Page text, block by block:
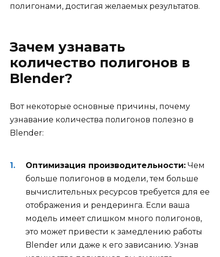
полигонами, достигая желаемых результатов.
Зачем узнавать
количество полигонов в
Blender?
Вот некоторые основные причины, почему
узнавание количества полигонов полезно в
Blender:
Оптимизация производительности: Чем
больше полигонов в модели, тем больше
вычислительных ресурсов требуется для ее
отображения и рендеринга. Если ваша
модель имеет слишком много полигонов,
это может привести к замедлению работы
Blender или даже к его зависанию. Узнав